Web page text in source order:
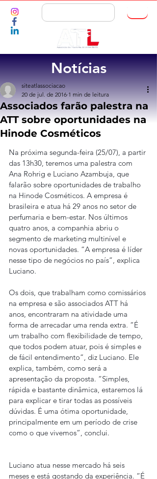
Notícias
Associados farão palestra na
ATT sobre oportunidades na
Hinode Cosméticos
siteatlassociacao
20 de jul. de 2016 1 min de leitura
Na próxima segunda-feira (25/07), a partir
das 13h30, teremos uma palestra com
Ana Rohrig e Luciano Azambuja, que
falarão sobre oportunidades de trabalho
na Hinode Cosméticos. A empresa é
brasileira e atua há 29 anos no setor de
perfumaria e bem-estar. Nos últimos
quatro anos, a companhia abriu o
segmento de marketing multinível e
novas oportunidades. “A empresa é líder
nesse tipo de negócios no país”, explica
Luciano.
Os dois, que trabalham como comissários
na empresa e são associados ATT há
anos, encontraram na atividade uma
forma de arrecadar uma renda extra. “É
um trabalho com flexibilidade de tempo,
que todos podem atuar, pois é simples e
de fácil entendimento”, diz Luciano. Ele
explica, também, como será a
apresentação da proposta. “Simples,
rápida e bastante dinâmica, estaremos lá
para explicar e tirar todas as possíveis
dúvidas. É uma ótima oportunidade,
principalmente em um período de crise
como o que vivemos”, conclui.
Luciano atua nesse mercado há seis
meses e está gostando da experiência. “É